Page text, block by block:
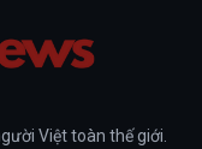
Việt toàn thế giới.